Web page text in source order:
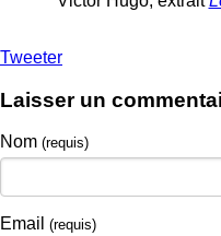
Tweeter
Laisser un
Nom (requis)
Email (requis)